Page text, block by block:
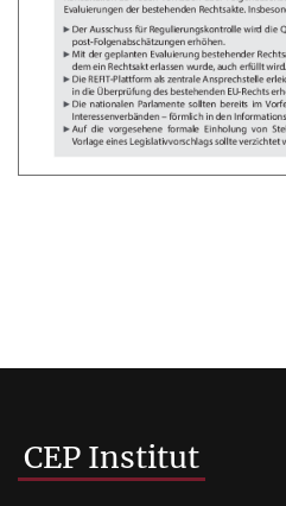
CEP Institut